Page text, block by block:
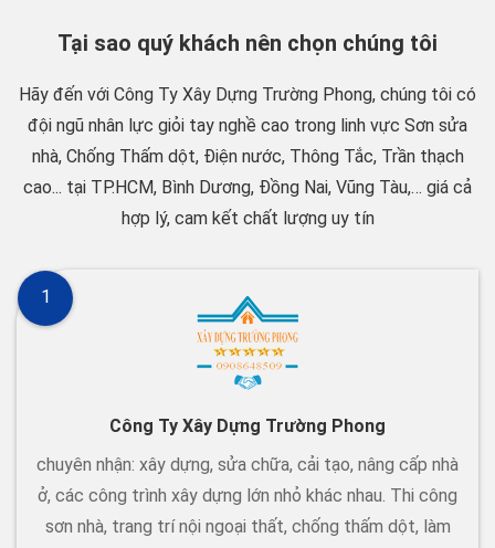
Tại sao quý khách nên chọn chúng tôi
Hãy đến với Công Ty Xây Dựng Trường Phong, chúng tôi có
đội ngũ nhân lực giỏi tay nghề cao trong linh vực Sơn sửa
nhà, Chống Thấm dột, Điện nước, Thông Tắc, Trần thạch
cao... tại TP.HCM, Bình Dương, Đồng Nai, Vũng Tàu,… giá cả
hợp lý, cam kết chất lượng uy tín
Công Ty Xây Dựng Trường Phong
chuyên nhận: xây dựng, sửa chữa, cải tạo, nâng cấp nhà
ở, các công trình xây dựng lớn nhỏ khác nhau. Thi công
sơn nhà, trang trí nội ngoại thất, chống thấm dột, làm
1